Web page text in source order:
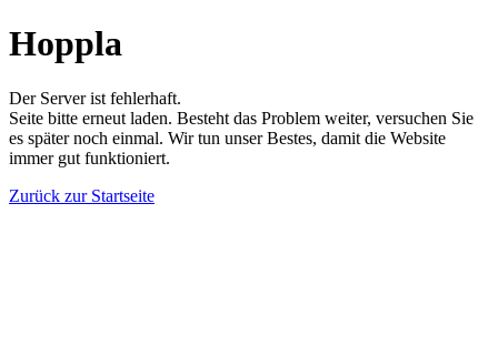
Hoppla
Der Server ist fehlerhaft.
Seite bitte erneut laden. Besteht das Problem weiter, versuchen Sie
es später noch einmal. Wir tun unser Bestes, damit die Website
immer gut funktioniert.
Zurück zur Startseite